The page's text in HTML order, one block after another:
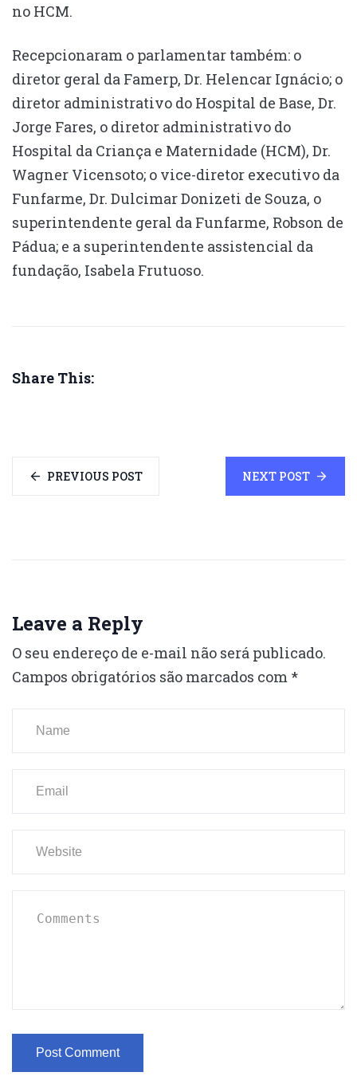
no HCM.
Recepcionaram o parlamentar também: o
diretor geral da Famerp, Dr. Helencar Ignácio; o
diretor administrativo do Hospital de Base, Dr.
Jorge Fares, o diretor administrativo do
Hospital da Criança e Maternidade (HCM), Dr.
Wagner Vicensoto; o vice-diretor executivo da
Funfarme, Dr. Dulcimar Donizeti de Souza, o
superintendente geral da Funfarme, Robson de
Pádua; e a superintendente assistencial da
fundação, Isabela Frutuoso.
Share This:
PREVIOUS POST NEXT POST
Leave a Reply
O seu endereço de e-mail não será publicado.
Campos obrigatórios são marcados com *